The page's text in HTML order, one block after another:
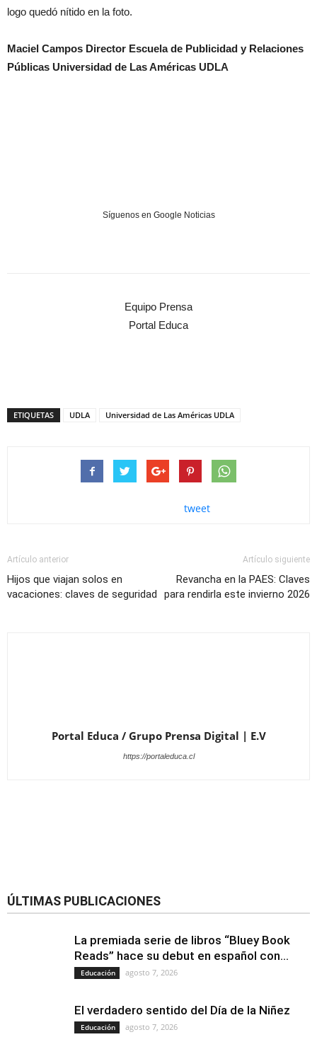
logo quedó nítido en la foto.
Maciel Campos Director Escuela de Publicidad y Relaciones
Públicas Universidad de Las Américas UDLA
Síguenos en Google Noticias
Equipo Prensa
Portal Educa
ETIQUETAS UDLA Universidad de Las Américas UDLA
tweet
Artículo anterior
Hijos que viajan solos en
vacaciones: claves de seguridad
Artículo siguiente
Revancha en la PAES: Claves
para rendirla este invierno 2026
Portal Educa / Grupo Prensa Digital | E.V
https://portaleduca.cl
ÚLTIMAS PUBLICACIONES
La premiada serie de libros “Bluey Book
Reads” hace su debut en español con...
Educación agosto 7, 2026
El verdadero sentido del Día de la Niñez
Educación agosto 7, 2026